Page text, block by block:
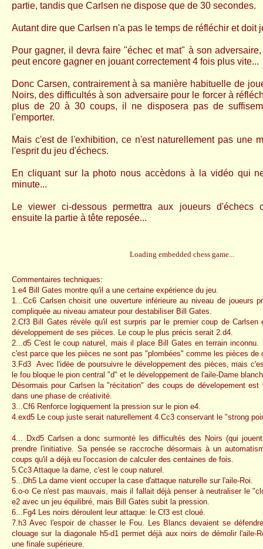
partie, tandis que Carlsen ne dispose que de 30 secondes.
Autant dire que Carlsen n'a pas le temps de réfléchir et doit
Pour gagner, il devra faire "échec et mat" à son
peut encore gagner en jouant correctement 4 fois plus vite...
Donc Carsen, contrairement à sa manière habituelle de
Noirs, des difficultés à son adversaire pour le forcer à
plus de 20 à 30 coups, il ne disposera pas de
l'emporter.
Mais c'est de l'exhibition, ce n'est naturellement pas une
l'esprit du jeu d'échecs.
En cliquant sur la photo nous accèdons à la vidéo qui
minute...
Le viewer ci-dessous permettra aux joueurs d'échecs
ensuite la partie à tête reposée...
Loading embedded chess game...
Commentaires techniques:
1.e4 Bill Gates montre qu'il a une certaine expérience du jeu.
1...Cc6 Carlsen choisit une ouverture inférieure au niveau de joueurs
compliquée au niveau amateur pour destabiliser Bill Gates.
2.Cf3 Bill Gates révèle qu'il est surpris par le premier coup de Carlsen
développement de ses pièces. Le coup le plus précis serait 2.d4.
2...d5 C'est le coup naturel, mais il place Bill Gates en terrain inconnu.
c'est parce que les pièces ne sont pas "plombées" comme les pièces de
3.Fd3 Avec l'idée de poursuivre le développement des pièces, mais
le fou bloque le pion central "d" et le développement de l'aile-Dame
Désormais pour Carlsen la "récitation" des coups de dévelopement
dans une phase de créativité.
3...Cf6 Renforce logiquement la pression sur le pion e4.
4.exd5 Le coup juste serait naturellement 4.Cc3 conservant le "strong
4... Dxd5 Carlsen a donc surmonté les difficultés des Noirs (qui
prendre l'initiative. Sa pensée se raccroche désormais à un
coups qu'il a déjà eu l'occasion de calculer des centaines de fois.
5.Cc3 Attaque la dame, c'est le coup naturel.
5...Dh5 La dame vient occuper la case d'attaque naturelle sur l'aile-Roi.
6.o-o Ce n'est pas mauvais, mais il fallait déjà penser à neutraliser le
e2 avec un jeu équilibré, mais Bill Gates subit la pression.
6...Fg4 Les noirs déroulent leur attaque: le Cf3 est cloué.
7.h3 Avec l'espoir de chasser le Fou. Les Blancs devaient se
clouage sur la diagonale h5-d1 permet déjà aux noirs de démolir l'aile-
une finale supérieure.